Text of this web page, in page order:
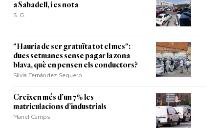
a Sabadell, i es nota
S. G.
"Hauria de ser gratuïta tot el mes":
dues setmanes sense pagar la zona
blava, què en pensen els conductors?
Sílvia Fernández Sequero
Creixen més d’un 7% les
matriculacions d’industrials
Manel Camps